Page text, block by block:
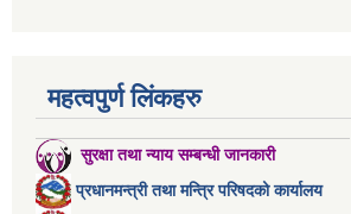
महत्वपुर्ण लिंकहरु
सुरक्षा तथा न्याय सम्बन्धी जानकारी
प्रधानमन्त्री तथा मन्त्रि परिषदको कार्यालय